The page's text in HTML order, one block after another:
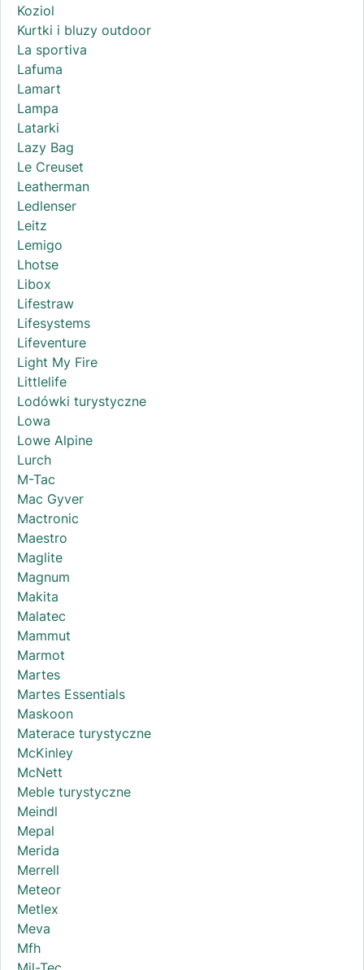
Koziol
Kurtki i bluzy outdoor
La sportiva
Lafuma
Lamart
Lampa
Latarki
Lazy Bag
Le Creuset
Leatherman
Ledlenser
Leitz
Lemigo
Lhotse
Libox
Lifestraw
Lifesystems
Lifeventure
Light My Fire
Littlelife
Lodówki turystyczne
Lowa
Lowe Alpine
Lurch
M-Tac
Mac Gyver
Mactronic
Maestro
Maglite
Magnum
Makita
Malatec
Mammut
Marmot
Martes
Martes Essentials
Maskoon
Materace turystyczne
McKinley
McNett
Meble turystyczne
Meindl
Mepal
Merida
Merrell
Meteor
Metlex
Meva
Mfh